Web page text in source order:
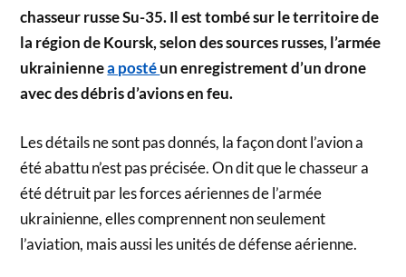
chasseur russe Su-35. Il est tombé sur le territoire de
la région de Koursk, selon des sources russes, l’armée
ukrainiennea postéun enregistrement d’un drone
avec des débris d’avions en feu.
Les détails ne sont pas donnés, la façon dont l’avion a
été abattu n’est pas précisée. On dit que le chasseur a
été détruit par les forces aériennes de l’armée
ukrainienne, elles comprennent non seulement
l’aviation, mais aussi les unités de défense aérienne.